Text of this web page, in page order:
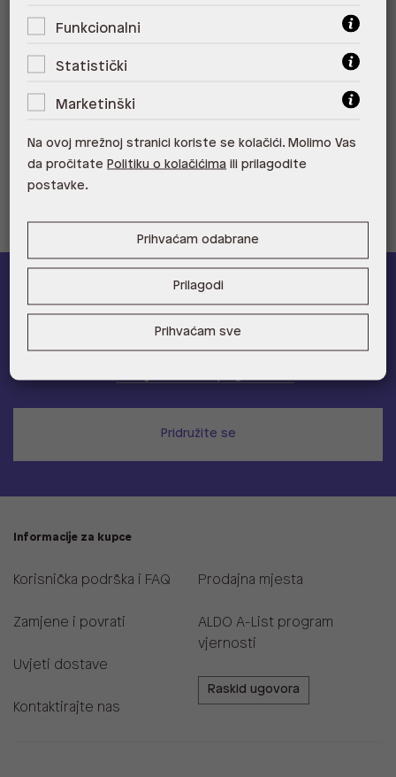
ALDO, Mall of Split Split
ALDO, City Center One Split 21000
Split
ALDO, Tower Centar 51000 Rijeka
ALDO, Supernova Zadar Zadar
ALDO A-list
Učlani se u ALDO A-list program vjernosti
na novu kolekciju!
Pridružite se
Informacije za kupce
Korisnička podrška i FAQ
Zamjene i povrati
Uvjeti dostave
Kontaktirajte nas
Prodajna mjesta
ALDO A-List program
vjernosti
Raskid ugovora
Funkcionalni
Statistički
Marketinški
Na ovoj mrežnoj stranici koriste se kolačići. Molimo Vas
da pročitate Politiku o kolačićima ili prilagodite
postavke.
Prihvaćam odabrane
Prilagodi
Prihvaćam sve